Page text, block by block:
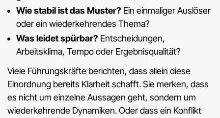
Wie stabil ist das Muster? Ein einmaliger Auslöser
oder ein wiederkehrendes Thema?
Was leidet spürbar? Entscheidungen,
Arbeitsklima, Tempo oder Ergebnisqualität?
Viele Führungskräfte berichten, dass allein diese
Einordnung bereits Klarheit schafft. Sie merken, dass
es nicht um einzelne Aussagen geht, sondern um
wiederkehrende Dynamiken. Oder dass ein Konflikt